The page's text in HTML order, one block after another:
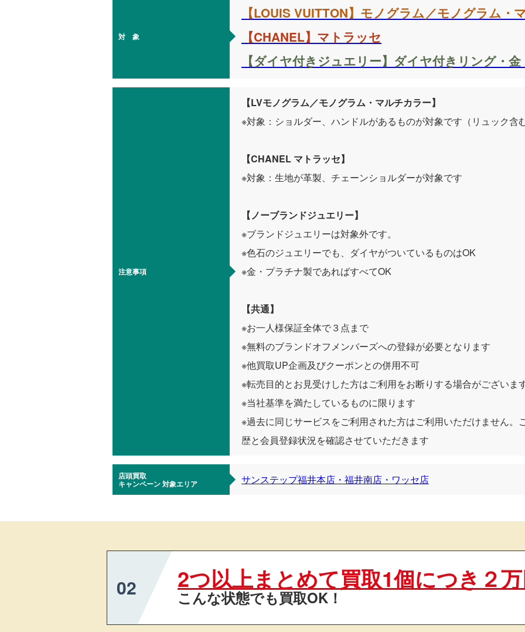
対 象
【LOUIS VUITTON】モノグラム／モノグラム・
【CHANEL】マトラッセ
【ダイヤ付きジュエリー】ダイヤ付きリング・
注意事項
【LVモノグラム／モノグラム・マルチカラー】
※対象：ショルダー、ハンドルがあるものが対象です（リュック含
【CHANEL マトラッセ】
※対象：生地が革製、チェーンショルダーが対象です
【ノーブランドジュエリー】
※ブランドジュエリーは対象外です。
※色石のジュエリーでも、ダイヤがついているものはOK
※金・プラチナ製であればすべてOK
【共通】
※お一人様保証全体で３点まで
※無料のブランドオフメンバーズへの登録が必要となります
※他買取UP企画及びクーポンとの併用不可
※転売目的とお見受けした方はご利用をお断りする場合がございま
※当社基準を満たしているものに限ります
※過去に同じサービスをご利用された方はご利用いただけません。
歴と会員登録状況を確認させていただきます
店頭買取
キャンペーン対象エリア サンステップ福井本店・福井南店・ワッセ店
02 2つ以上まとめて買取1個につき２
こんな状態でも買取OK！